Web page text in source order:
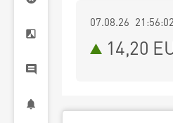
07.08.26 21:56:02
14,20